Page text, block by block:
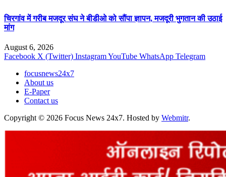
चिरगांव में गरीब मजदूर संघ ने बीडीओ को सौंपा ज्ञापन, मजदूरी भुगतान की उठाई
मांग
August 6, 2026
Facebook X (Twitter) InstagramYouTube WhatsApp Telegram
focusnews24x7
About us
E-Paper
Contact us
Copyright © 2026 Focus News 24x7. Hosted by Webmitr.